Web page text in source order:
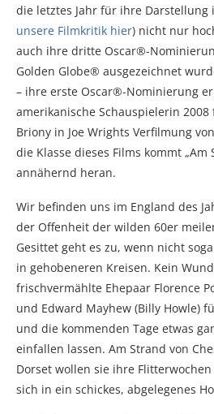
die letztes Jahr für ihre Darstellung
unsere Filmkritik hier) nicht nur
auch ihre dritte Oscar®-
Golden Globe® ausgezeichnet
– ihre erste Oscar®-Nominierung
amerikanische Schauspielerin
Briony in Joe Wrights Verfilmung
die Klasse dieses Films kommt
annähernd heran.
Wir befinden uns im England des
der Offenheit der wilden 60er
Gesittet geht es zu, wenn nicht
in gehobeneren Kreisen. Kein
frischvermählte Ehepaar Florence
und Edward Mayhew (Billy Howle)
und die kommenden Tage etwas
einfallen lassen. Am Strand von
Dorset wollen sie ihre
sich in ein schickes, abgelegenes